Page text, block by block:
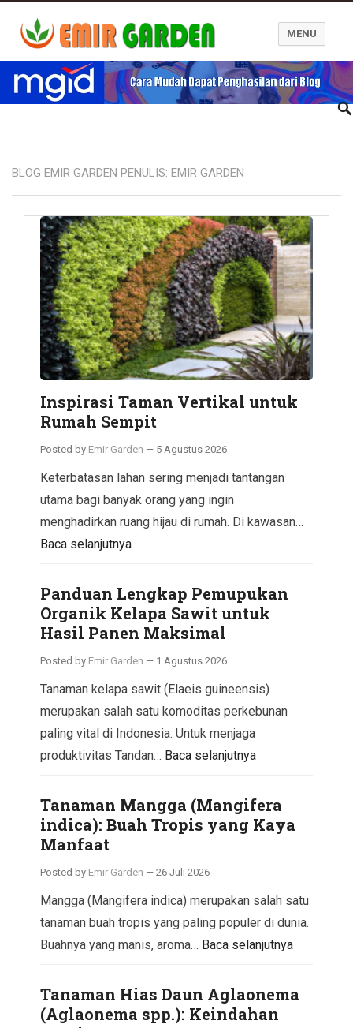
Blog Emir Garden
MENU
BLOG EMIR GARDEN PENULIS: EMIR GARDEN
Inspirasi Taman Vertikal untuk
Rumah Sempit
Posted by Emir Garden — 5 Agustus 2026
Keterbatasan lahan sering menjadi tantangan
utama bagi banyak orang yang ingin
menghadirkan ruang hijau di rumah. Di kawasan…
Baca selanjutnya
Panduan Lengkap Pemupukan
Organik Kelapa Sawit untuk
Hasil Panen Maksimal
Posted by Emir Garden — 1 Agustus 2026
Tanaman kelapa sawit (Elaeis guineensis)
merupakan salah satu komoditas perkebunan
paling vital di Indonesia. Untuk menjaga
produktivitas Tandan… Baca selanjutnya
Tanaman Mangga (Mangifera
indica): Buah Tropis yang Kaya
Manfaat
Posted by Emir Garden — 26 Juli 2026
Mangga (Mangifera indica) merupakan salah satu
tanaman buah tropis yang paling populer di dunia.
Buahnya yang manis, aroma… Baca selanjutnya
Tanaman Hias Daun Aglaonema
(Aglaonema spp.): Keindahan